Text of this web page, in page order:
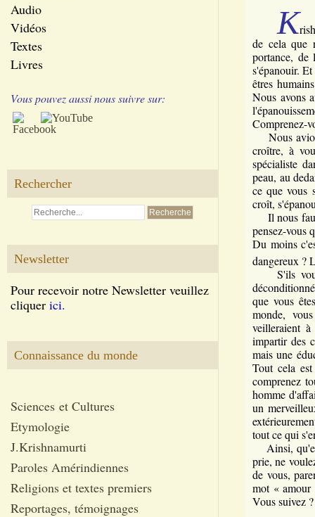
Audio
Vidéos
Textes
Livres
Vous pouvez aussi nous suivre sur:
Rechercher
Newsletter
Pour recevoir notre Newsletter veuillez
cliquer ici.
Connaissance du monde
Sciences et Cultures
Etymologie
J.Krishnamurti
Paroles Amérindiennes
Religions et textes premiers
Reportages, témoignages
K
de cela que
portance,
s'épanouir.
êtres
Nous avons
Comprenez-
Nous
croître, à
spécialiste
peau, au
ce que vous
croît,
Il nous faut
pensez-vous
Du moins
dangereux ?
S'ils vous
que vous
monde,
veilleraient
impartir des
mais une
Tout cela
comprenez
homme
un
tout ce qui
Ainsi,
prie, ne
de vous,
mot « amour
Vous suivez